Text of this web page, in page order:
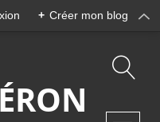
+ Créer mon blog